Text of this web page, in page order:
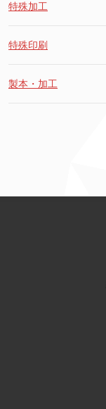
特殊加工
特殊印刷
製本・加工